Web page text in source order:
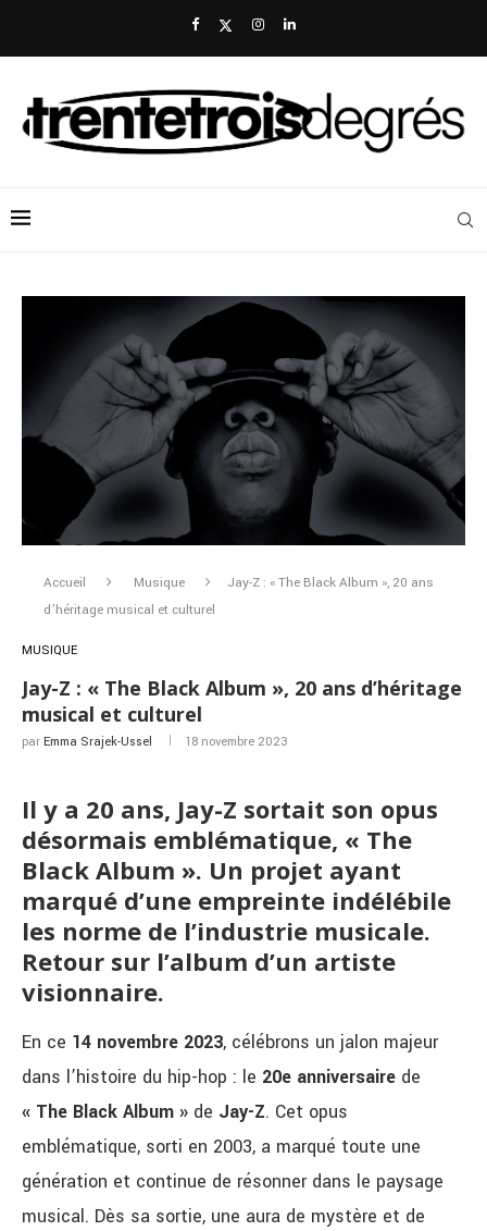
Accueil Musique
Jay-Z : « The Black Album », 20 ans
d’héritage musical et culturel
MUSIQUE
Jay-Z : « The Black Album », 20 ans d’héritage
musical et culturel
par Emma Srajek-Ussel 18 novembre 2023
Il y a 20 ans, Jay-Z sortait son opus
désormais emblématique, « The
Black Album ». Un projet ayant
marqué d’une empreinte indélébile
les norme de l’industrie musicale.
Retour sur l’album d’un artiste
visionnaire.
En ce 14 novembre 2023, célébrons un jalon majeur
dans l’histoire du hip-hop : le 20e anniversaire de
« The Black Album » de Jay-Z. Cet opus
emblématique, sorti en 2003, a marqué toute une
génération et continue de résonner dans le paysage
musical. Dès sa sortie, une aura de mystère et de